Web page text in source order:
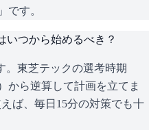
です。
いつから始めるべき？
。東芝テックの選考時期
から逆算して計画を立てま
ば、毎日15分の対策でも十